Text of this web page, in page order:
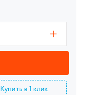
Купить в 1 клик